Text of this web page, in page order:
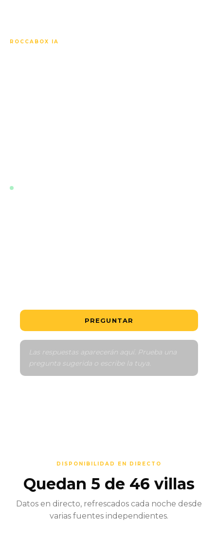
ROCCABOX IA
PREGUNTAR
Las respuestas aparecerán aquí. Prueba una
pregunta sugerida o escribe la tuya.
DISPONIBILIDAD EN DIRECTO
Quedan 5 de 46 villas
Datos en directo, refrescados cada noche desde
varias fuentes independientes.